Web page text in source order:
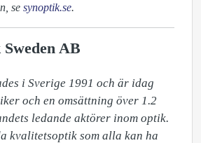
se synoptik.se.
AB
i Sverige 1991 och är idag
och en omsättning över 1.2
ledande aktörer inom optik.
kvalitetsoptik som alla kan ha